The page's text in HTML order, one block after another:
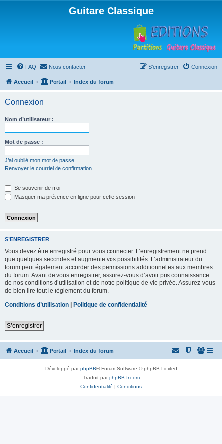
Guitare Classique
FAQ Nous contacter Connexion
S’enregistrer
Accueil Portail Index du forum
Connexion
Nom d’utilisateur :
Mot de passe :
J’ai oublié mon mot de passe
Renvoyer le courriel de confirmation
Se souvenir de moi
Masquer ma présence en ligne pour cette session
S’ENREGISTRER
Vous devez être enregistré pour vous connecter. L’enregistrement ne prend
que quelques secondes et augmente vos possibilités. L’administrateur du
forum peut également accorder des permissions additionnelles aux membres
du forum. Avant de vous enregistrer, assurez-vous d’avoir pris connaissance
de nos conditions d’utilisation et de notre politique de vie privée. Assurez-vous
de bien lire tout le règlement du forum.
Conditions d’utilisation | Politique de confidentialité
S’enregistrer
Accueil Portail Index du forum
Développé parphpBB® Forum Software © phpBB Limited
Traduit parphpBB-fr.com
Confidentialité | Conditions